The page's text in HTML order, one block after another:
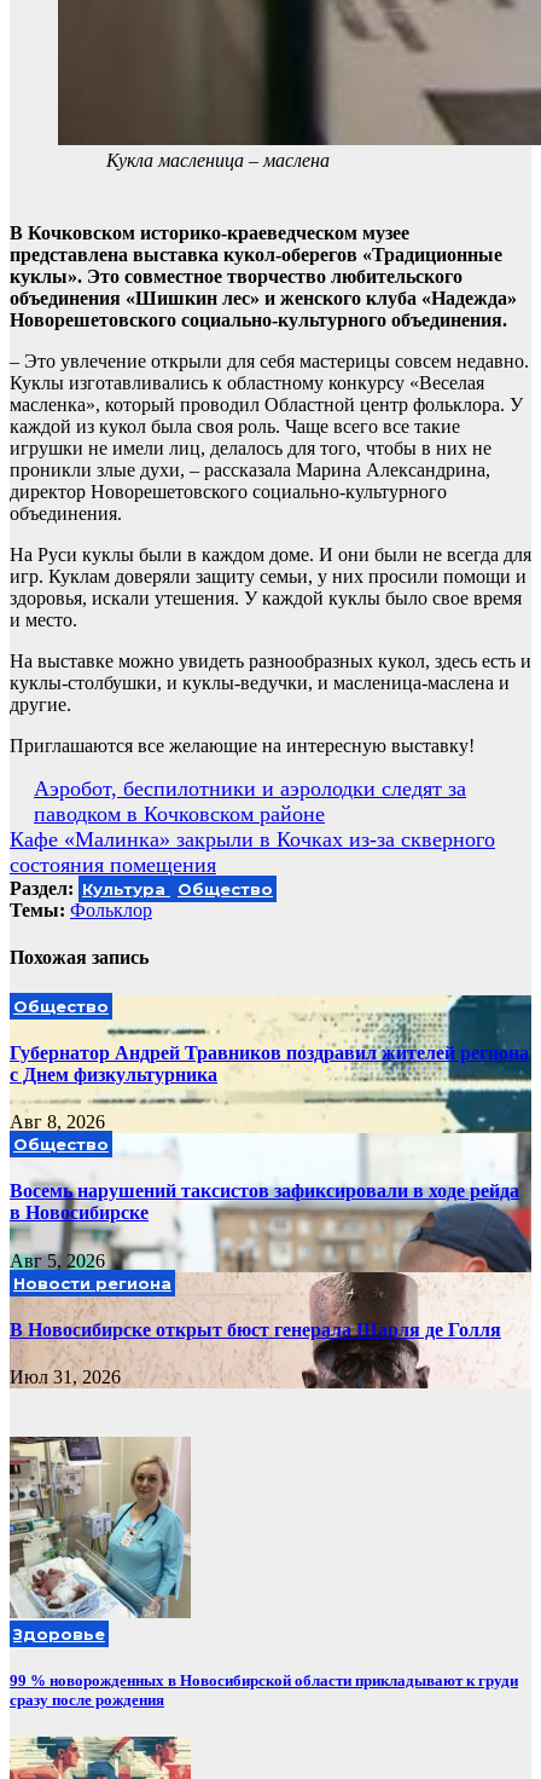
Кукла масленица – маслена
В Кочковском историко-краеведческом музее
представлена выставка кукол-оберегов «Традиционные
куклы». Это совместное творчество любительского
объединения «Шишкин лес» и женского клуба «Надежда»
Новорешетовского социально-культурного объединения.
– Это увлечение открыли для себя мастерицы совсем недавно.
Куклы изготавливались к областному конкурсу «Веселая
масленка», который проводил Областной центр фольклора. У
каждой из кукол была своя роль. Чаще всего все такие
игрушки не имели лиц, делалось для того, чтобы в них не
проникли злые духи, – рассказала Марина Александрина,
директор Новорешетовского социально-культурного
объединения.
На Руси куклы были в каждом доме. И они были не всегда для
игр. Куклам доверяли защиту семьи, у них просили помощи и
здоровья, искали утешения. У каждой куклы было свое время
и место.
На выставке можно увидеть разнообразных кукол, здесь есть и
куклы-столбушки, и куклы-ведучки, и масленица-маслена и
другие.
Приглашаются все желающие на интересную выставку!
Навигация
по
записям
Аэробот, беспилотники и аэролодки следят за
паводком в Кочковском районе
Кафе «Малинка» закрыли в Кочках из-за скверного
состояния помещения
Раздел: Культура Общество
Темы: Фольклор
Похожая запись
Общество
Губернатор Андрей Травников поздравил жителей региона
с Днем физкультурника
Авг 8, 2026
Общество
Восемь нарушений таксистов зафиксировали в ходе рейда
в Новосибирске
Авг 5, 2026
Новости региона
В Новосибирске открыт бюст генерала Шарля де Голля
Июл 31, 2026
Здоровье
99 % новорожденных в Новосибирской области прикладывают к груди
сразу после рождения